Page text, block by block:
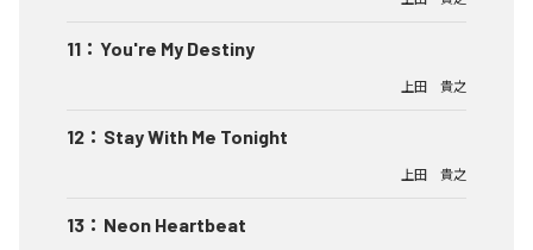
11 ： You're My Destiny
上田 貴之
12 ： Stay With Me Tonight
上田 貴之
13 ： Neon Heartbeat